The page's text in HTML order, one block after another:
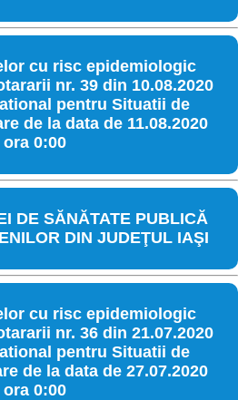
cu risc epidemiologic
nr. 39 din 10.08.2020
pentru Situatii de
de la data de 11.08.2020
ora 0:00
DE SĂNĂTATE PUBLICĂ
DIN JUDEŢUL IAŞI
cu risc epidemiologic
nr. 36 din 21.07.2020
pentru Situatii de
de la data de 27.07.2020
ora 0:00